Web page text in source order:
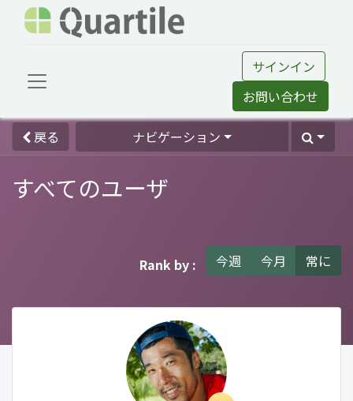
サインイン
お問い合わせ
戻る ナビゲーション
すべてのユーザ
Rank by : 今週 今月 常に